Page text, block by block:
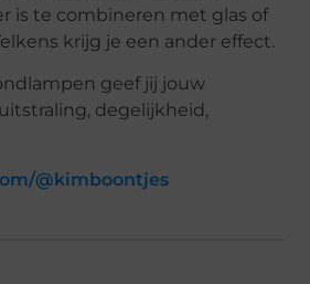
is te combineren met glas of
krijg je een ander effect.
geef jij jouw
degelijkheid,
@kimboontjes